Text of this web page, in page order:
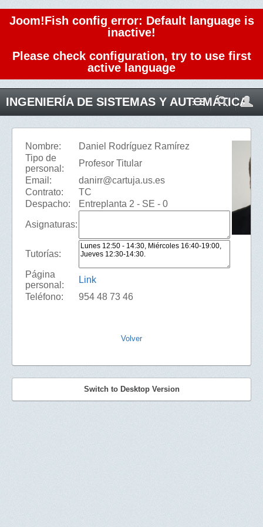
Joom!Fish config error: Default language is
inactive!
Please check configuration, try to use first
active language
INGENIERÍA DE SISTEMAS Y AUTOMÁTICA
Nombre:
Daniel Rodríguez Ramírez
Tipo de
personal:
Profesor Titular
Email:
danirr@cartuja.us.es
Contrato:
TC
Despacho:
Entreplanta 2 - SE - 0
Asignaturas:
Tutorías:
Página
personal:
Link
Teléfono:
954 48 73 46
Volver
Switch to Desktop Version